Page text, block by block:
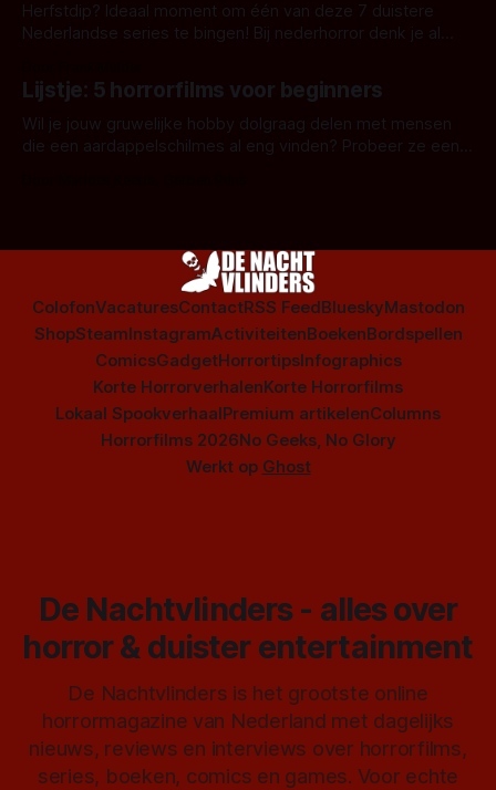
Herfstdip? Ideaal moment om één van deze 7 duistere
Nederlandse series te bingen! Bij nederhorror denk je al
Amsterdamned of The Johnsons. Maar Nederlandse horror
is niet beperkt tot films. Hier een aantal Nederlandse tv-
series uit het duistere of horrorgenre. Als
Lijstje: 5 horrorfilms voor beginners
Wil je jouw gruwelijke hobby dolgraag delen met mensen
die een aardappelschilmes al eng vinden? Probeer ze eens
ColofonVacaturesContactRSS FeedBlueskyMastodon
ShopSteamInstagramActiviteitenBoekenBordspellen
ComicsGadgetHorrortipsInfographics
Korte HorrorverhalenKorte Horrorfilms
Lokaal SpookverhaalPremium artikelenColumns
Horrorfilms 2026No Geeks, No Glory
Werkt op Ghost
De Nachtvlinders - alles over
horror & duister entertainment
De Nachtvlinders is het grootste online
horrormagazine van Nederland met dagelijks
nieuws, reviews en interviews over horrorfilms,
series, boeken, comics en games. Voor echte